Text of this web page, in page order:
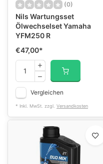
(0)
Nils Wartungsset
Ölwechselset Yamaha
YFM250 R
€47,00*
Vergleichen
* Inkl. MwSt. zzgl. Versandkosten